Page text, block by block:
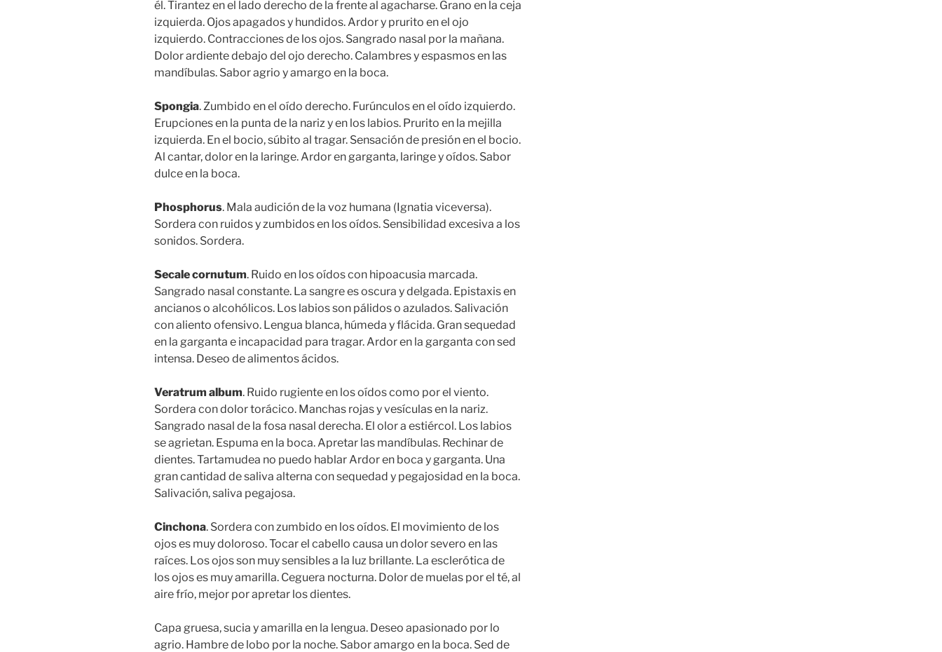
él. Tirantez en el lado derecho de la frente al agacharse. Grano en la ceja
izquierda. Ojos apagados y hundidos. Ardor y prurito en el ojo
izquierdo. Contracciones de los ojos. Sangrado nasal por la mañana.
Dolor ardiente debajo del ojo derecho. Calambres y espasmos en las
mandíbulas. Sabor agrio y amargo en la boca.
Spongia. Zumbido en el oído derecho. Furúnculos en el oído izquierdo.
Erupciones en la punta de la nariz y en los labios. Prurito en la mejilla
izquierda. En el bocio, súbito al tragar. Sensación de presión en el bocio.
Al cantar, dolor en la laringe. Ardor en garganta, laringe y oídos. Sabor
dulce en la boca.
Phosphorus. Mala audición de la voz humana (Ignatia viceversa).
Sordera con ruidos y zumbidos en los oídos. Sensibilidad excesiva a los
sonidos. Sordera.
Secale cornutum. Ruido en los oídos con hipoacusia marcada.
Sangrado nasal constante. La sangre es oscura y delgada. Epistaxis en
ancianos o alcohólicos. Los labios son pálidos o azulados. Salivación
con aliento ofensivo. Lengua blanca, húmeda y flácida. Gran sequedad
en la garganta e incapacidad para tragar. Ardor en la garganta con sed
intensa. Deseo de alimentos ácidos.
Veratrum album. Ruido rugiente en los oídos como por el viento.
Sordera con dolor torácico. Manchas rojas y vesículas en la nariz.
Sangrado nasal de la fosa nasal derecha. El olor a estiércol. Los labios
se agrietan. Espuma en la boca. Apretar las mandíbulas. Rechinar de
dientes. Tartamudea no puedo hablar Ardor en boca y garganta. Una
gran cantidad de saliva alterna con sequedad y pegajosidad en la boca.
Salivación, saliva pegajosa.
Cinchona. Sordera con zumbido en los oídos. El movimiento de los
ojos es muy doloroso. Tocar el cabello causa un dolor severo en las
raíces. Los ojos son muy sensibles a la luz brillante. La esclerótica de
los ojos es muy amarilla. Ceguera nocturna. Dolor de muelas por el té, al
aire frío, mejor por apretar los dientes.
Capa gruesa, sucia y amarilla en la lengua. Deseo apasionado por lo
agrio. Hambre de lobo por la noche. Sabor amargo en la boca. Sed de